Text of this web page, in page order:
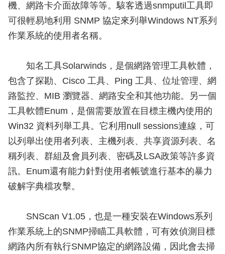
機、網路卡介面故障等等。駭客透過snmputil工具即
可很輕易地利用 SNMP 協定來列舉Windows NT系列
作業系統的使用者名稱。
知名工具Solarwinds，是個網路管理工具軟體，
包含了探勘、Cisco 工具、Ping 工具、位址管理、網
路監控、MIB 瀏覽器、網路安全和其他功能。另一個
工具軟體Enum，是個需要放置在目標主機內使用的
Win32 資料列舉工具。它利用null sessions連線，可
以列舉出使用者列表、主機列表、共享資源列表、名
稱列表、群組及會員列表、密碼及LSA政策等許多資
訊。Enum還有能力針對使用者帳號進行基本的暴力
破解字典檔攻擊。
SNScan V1.05，也是一種安裝在Windows系列
作業系統上的SNMP掃瞄工具軟體，可有效偵測目標
網路內所有執行SNMP協定的網路設備，因此會去掃